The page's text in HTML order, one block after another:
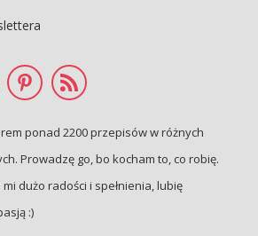
ponad 2200 przepisów w różnych
Prowadzę go, bo kocham to, co robię.
dużo radości i spełnienia, lubię
:)